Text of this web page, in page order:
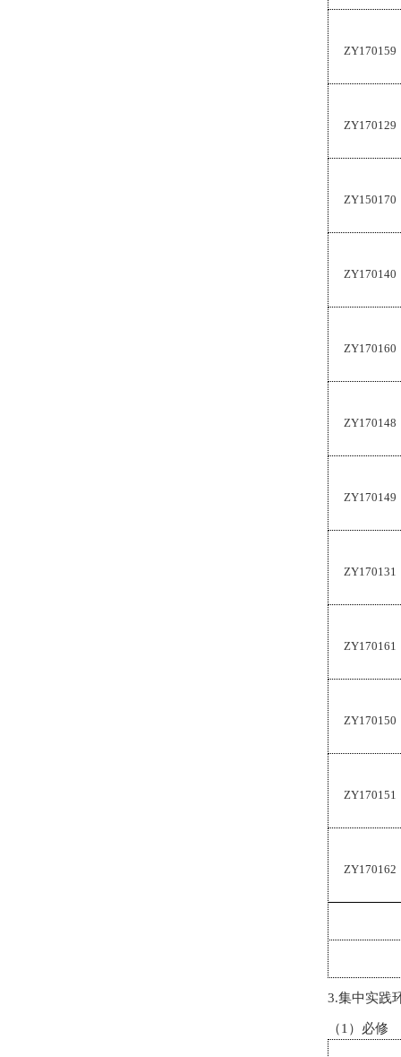
ZY170159
ZY170129
ZY150170
ZY170140
ZY170160
ZY170148
ZY170149
ZY170131
ZY170161
ZY170150
ZY170151
ZY170162
3.集中实践
（1 ）必修